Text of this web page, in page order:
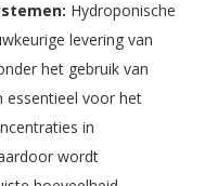
Hydroponische
levering van
het gebruik van
essentieel voor het
in
wordt